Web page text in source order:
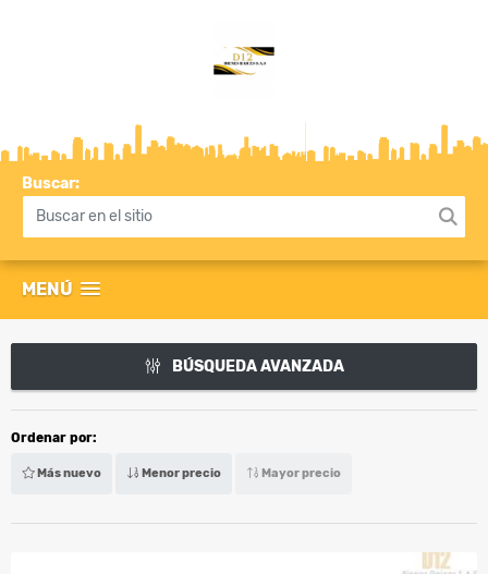
Buscar:
MENÚ
BÚSQUEDA AVANZADA
Ordenar por:
Más nuevo Menor precio Mayor precio